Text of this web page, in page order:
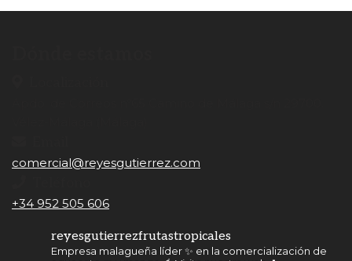
comercial@reyesgutierrez.com
+34 952 505 606
reyesgutierrezfrutastropicales
Empresa malagueña líder ✨ en la comercialización de